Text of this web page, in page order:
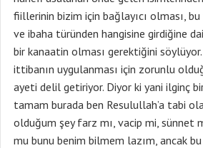
fiillerinin bizim için bağlayıcı olması,
ve ibaha türünden hangisine girdiğine
bir kanaatin olması gerektiğini
ittibanın uygulanması için zorunlu
ayeti delil getiriyor. Diyor ki yani ilginç
tamam burada ben Resulullah’a tabi
olduğum şey farz mı, vacip mi, sünnet
mu bunu benim bilmem lazım, ancak